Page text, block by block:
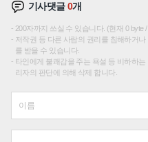
기사댓글0개
200자까지 쓰실 수 있습니다. (현재 0 byte
저작권 등 다른 사람의 권리를 침해하거
를 받을 수 있습니다.
타인에게 불쾌감을 주는 욕설 등 비하하
리자의 판단에 의해 삭제 합니다.